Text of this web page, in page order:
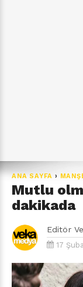
ANA SAYFA ›
Mutlu
dakikada
Editör
17